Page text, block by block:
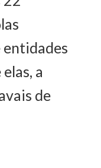
entidades
a
de